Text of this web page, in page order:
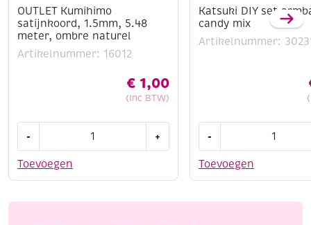
OUTLET Kumihimo
satijnkoord, 1.5mm, 5.48
meter, ombre naturel
Artikelnummer: 16012
€ 1,00
(Inc BTW)
Toevoegen
-
satijnkoord,
meter,
+
Katsuki DIY set
candy mix
Artikelnummer:
Toevoegen
-
set
mix